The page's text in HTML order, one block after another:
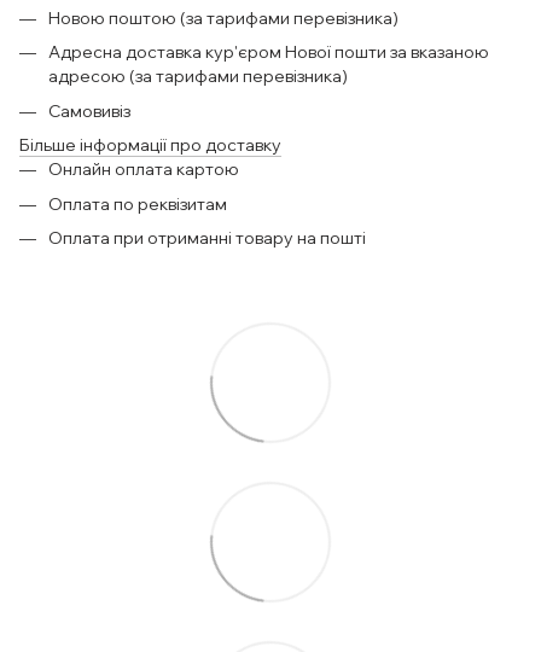
Новою поштою (за тарифами перевізника)
Адресна доставка кур'єром Нової пошти за вказаною
адресою (за тарифами перевізника)
Самовивіз
Більше інформації про доставку
Онлайн оплата картою
Оплата по реквізитам
Оплата при отриманні товару на пошті